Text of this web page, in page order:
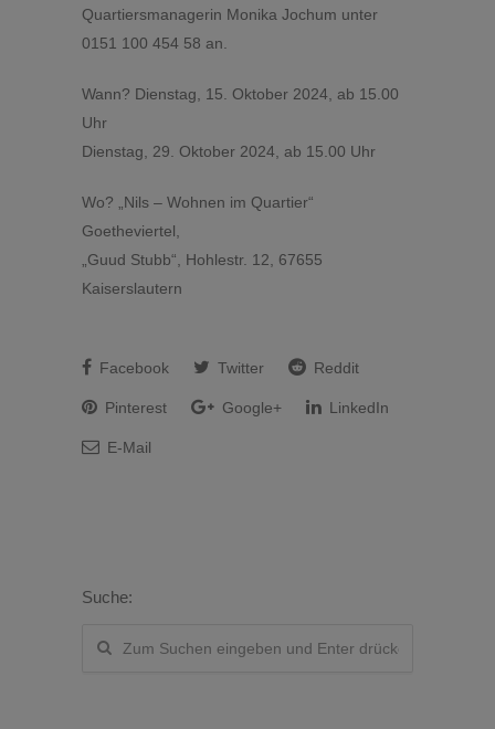
Quartiersmanagerin Monika Jochum unter
0151 100 454 58 an.
Wann? Dienstag, 15. Oktober 2024, ab 15.00
Uhr
Dienstag, 29. Oktober 2024, ab 15.00 Uhr
Wo? „Nils – Wohnen im Quartier“
Goetheviertel,
„Guud Stubb“, Hohlestr. 12, 67655
Kaiserslautern
Facebook Twitter Reddit
Pinterest Google+ LinkedIn
E-Mail
Suche: